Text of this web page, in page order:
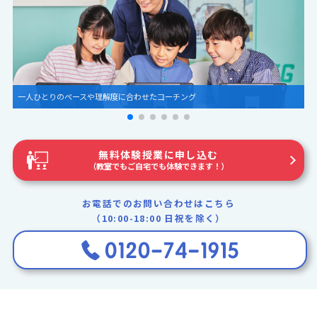
圧倒的な世界観とグラフィック
無料体験授業に申し込む
（教室でもご自宅でも体験できます！）
お電話でのお問い合わせはこちら
（10:00-18:00 日祝を除く）